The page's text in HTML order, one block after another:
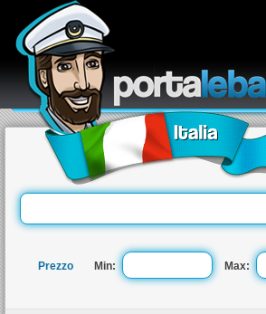
Prezzo Min: Max: